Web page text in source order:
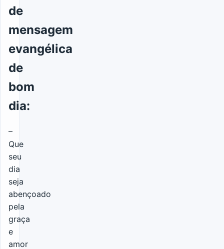
de
mensagem
evangélica
de
bom
dia:
–
Que
seu
dia
seja
abençoado
pela
graça
e
amor